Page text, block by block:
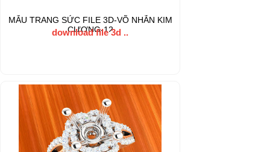
MẪU TRANG SỨC FILE 3D-VÕ NHẪN KIM
CƯƠNG-12
download file 3d ..